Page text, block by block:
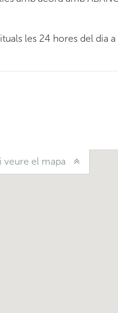
les 24 hores del dia
veure el mapa